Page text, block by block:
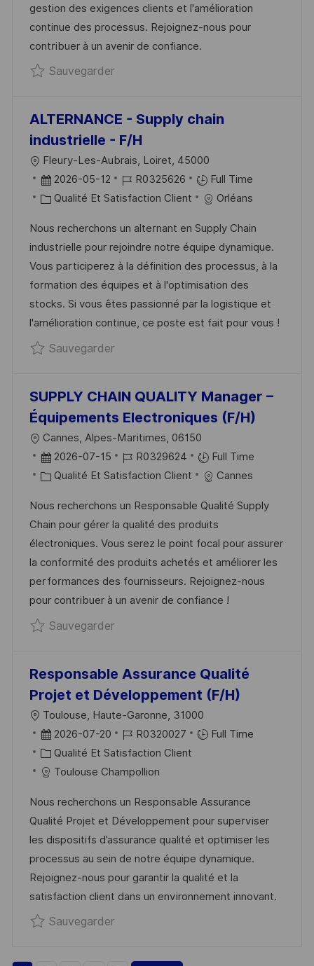
A
T
I
O
F
F
I
N
C
E
D
S
T
E
O
R
I
E
gestion des exigences clients et l'amélioration
continue des processus. Rejoignez-nous pour
contribuer à un avenir de confiance.
SauvegarderSauvegarder Responsable
ALTERNANCE - Supply chain
industrielle - F/H
L
O
C
L
I
S
A
T
I
O
Fleury-Les-Aubrais, Loiret, 45000
D
A
E
D
’
A
F
F
I
G
E
2026-05-12
R
É
É
R
E
N
C
E
S
T
E
R0325626
Full Time
C
T
É
G
O
R
I
E
Qualité Et Satisfaction Client Orléans
Nous recherchons un alternant en Supply Chain
industrielle pour rejoindre notre équipe dynamique.
Vous participerez à la définition des processus, à la
formation des équipes et à l'optimisation des
stocks. Si vous êtes passionné par la logistique et
l'amélioration continue, ce poste est fait pour vous !
SauvegarderSauvegarder ALTERNANCE -
SUPPLY CHAIN QUALITY Manager –
Équipements Electroniques (F/H)
L
O
C
L
S
A
T
I
O
Cannes, Alpes-Maritimes, 06150
D
A
E
D
’
A
F
F
I
A
G
E
2026-07-15
R
É
É
R
E
N
C
E
O
S
E
R0329624
Full Time
C
T
É
G
O
R
I
E
Qualité Et Satisfaction Client Cannes
Nous recherchons un Responsable Qualité Supply
Chain pour gérer la qualité des produits
électroniques. Vous serez le point focal pour assurer
la conformité des produits achetés et améliorer les
performances des fournisseurs. Rejoignez-nous
pour contribuer à un avenir de confiance !
SauvegarderSauvegarder SUPPLY CHAIN
Responsable Assurance Qualité
Projet et Développement (F/H)
L
O
C
A
I
S
A
T
I
O
N
Toulouse, Haute-Garonne, 31000
D
A
T
D
’
A
F
F
I
C
2026-07-20
R
É
F
R
E
N
C
E
D
R0320027
Full Time
C
A
É
G
O
R
I
E
Qualité Et Satisfaction Client
Toulouse Champollion
Nous recherchons un Responsable Assurance
Qualité Projet et Développement pour superviser
les dispositifs d’assurance qualité et optimiser les
processus au sein de notre équipe dynamique.
Rejoignez-nous pour garantir la qualité et la
satisfaction client dans un environnement innovant.
SauvegarderSauvegarder Responsable